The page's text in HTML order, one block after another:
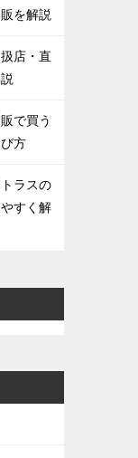
を解説
店・直
で買う
方
ラスの
すく解